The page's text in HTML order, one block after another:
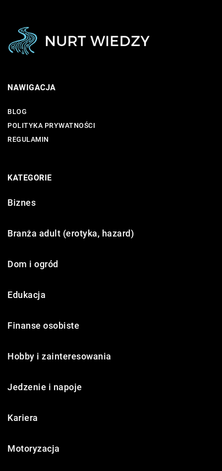
NAWIGACJA
BLOG
POLITYKA PRYWATNOŚCI
REGULAMIN
KATEGORIE
Biznes
Branża adult (erotyka, hazard)
Dom i ogród
Edukacja
Finanse osobiste
Hobby i zainteresowania
Jedzenie i napoje
Kariera
Motoryzacja